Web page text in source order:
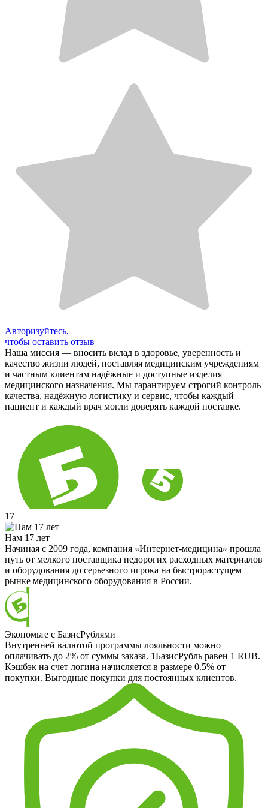
Авторизуйтесь,
чтобы оставить отзыв
Наша миссия — вносить вклад в здоровье, уверенность и
качество жизни людей, поставляя медицинским учреждениям
и частным клиентам надёжные и доступные изделия
медицинского назначения. Мы гарантируем строгий контроль
качества, надёжную логистику и сервис, чтобы каждый
пациент и каждый врач могли доверять каждой поставке.
17
Нам 17 лет
Начиная с 2009 года, компания «Интернет-медицина» прошла
путь от мелкого поставщика недорогих расходных материалов
и оборудования до серьезного игрока на быстрорастущем
рынке медицинского оборудования в России.
Экономьте с БазисРублями
Внутренней валютой программы лояльности можно
оплачивать до 2% от суммы заказа. 1БазисРубль равен 1 RUB.
Кэшбэк на счет логина начисляется в размере 0.5% от
покупки. Выгодные покупки для постоянных клиентов.